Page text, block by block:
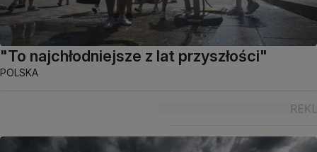
"To najchłodniejsze z lat przyszłości"
POLSKA